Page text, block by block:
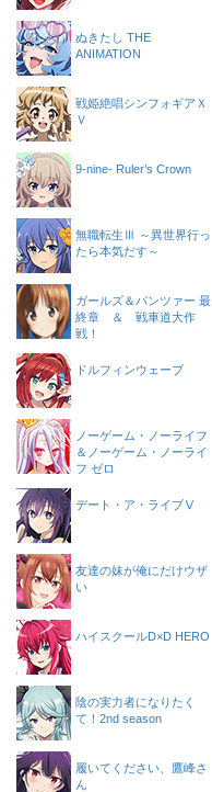
ぬきたし THE
ANIMATION
戦姫絶唱シンフォギアＸ
Ｖ
9-nine- Ruler’s Crown
無職転生Ⅲ ～異世界行っ
たら本気だす～
ガールズ＆パンツァー 最
終章 ＆ 戦車道大作
戦！
ドルフィンウェーブ
ノーゲーム・ノーライフ
＆ノーゲーム・ノーライ
フ ゼロ
デート・ア・ライブⅤ
友達の妹が俺にだけウザ
い
ハイスクールD×D HERO
陰の実力者になりたく
て！2nd season
履いてください、鷹峰さ
ん